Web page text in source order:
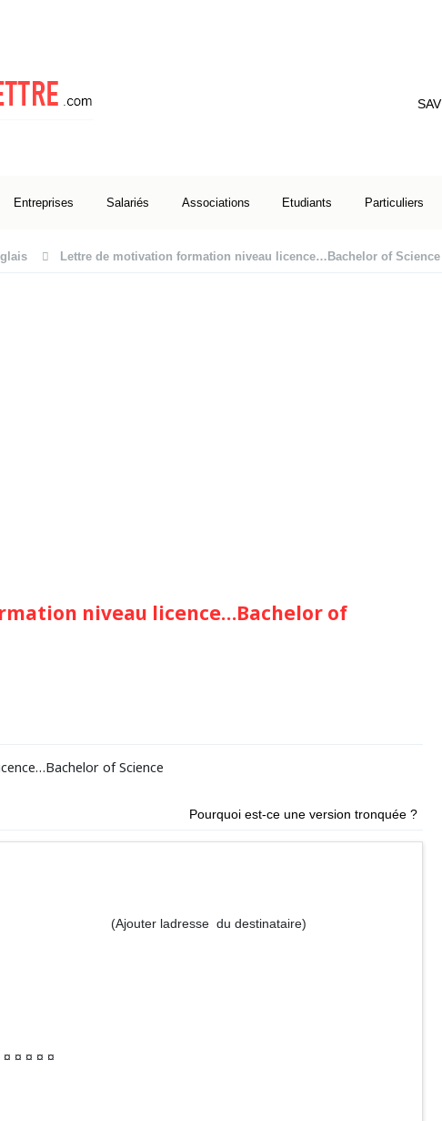
SAV
Entreprises Salariés Associations Etudiants Particuliers
Lettre de motivation formation niveau licence…Bachelor of Science
niveau licence…Bachelor of
of Science
Pourquoi est-ce une version tronquée ?
ladresse du destinataire)
¤ ¤ ¤ ¤ ¤